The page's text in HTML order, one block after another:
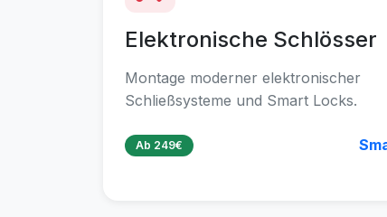
Elektronische Schlösser
Montage moderner elektronischer
Schließsysteme und Smart Locks.
Ab 249€